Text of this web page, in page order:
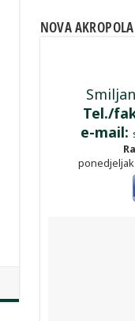
NOVA
Tel./
e-mail:
ponedjeljak